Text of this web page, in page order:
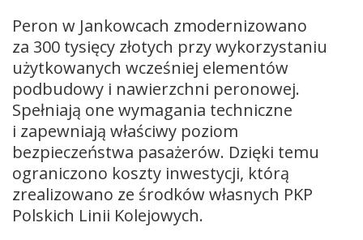
Peron w Jankowcach zmodernizowano
za 300 tysięcy złotych przy wykorzystaniu
użytkowanych wcześniej elementów
podbudowy i nawierzchni peronowej.
Spełniają one wymagania techniczne
i zapewniają właściwy poziom
bezpieczeństwa pasażerów. Dzięki temu
ograniczono koszty inwestycji, którą
zrealizowano ze środków własnych PKP
Polskich Linii Kolejowych.